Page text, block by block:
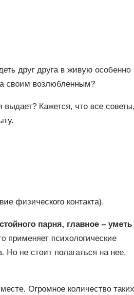
друг друга в живую особенно
своим возлюбленным?
выдает? Кажется, что все
физического контакта).
парня, главное – уметь
применяет психологические
не стоит полагаться на нее,
Огромное количество таких